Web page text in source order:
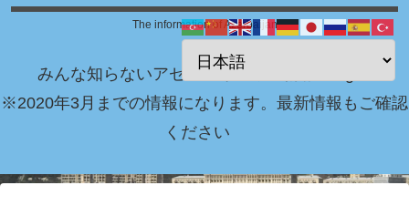
The information of Azerbaijan
みんな知らないアゼルバイジャン情報 Blog！
※2020年3月までの情報になります。最新情報もご確認
ください